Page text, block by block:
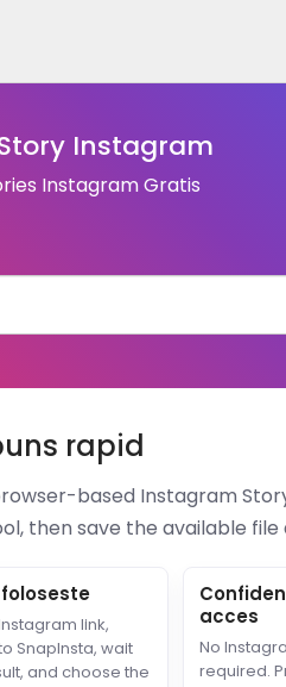
Instagram
Instagram Gratis
rapid
based Instagram
then save the available
foloseste
link,
SnapInsta, wait
and choose the
acces
No
required.